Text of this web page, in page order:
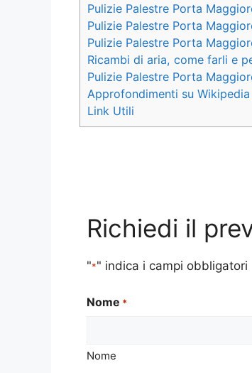
Pulizie Palestre Porta
Pulizie Palestre Porta
Pulizie Palestre Porta
Ricambi di aria, come farli e
Pulizie Palestre Porta
Approfondimenti su
Link Utili
Richiedi il
"*" indica i campi obbligatori
Nome *
Nome